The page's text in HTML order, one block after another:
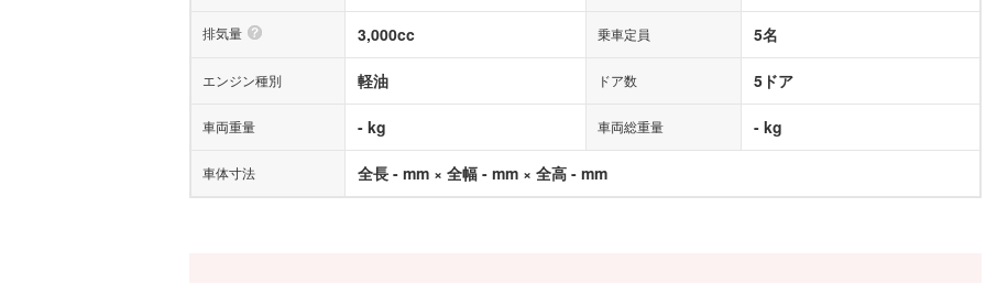
排気量 3,000cc 乗車定員 5名
エンジン種別 軽油 ドア数 5ドア
車両重量 - kg 車両総重量 - kg
車体寸法 全長 - mm × 全幅 - mm × 全高 - mm